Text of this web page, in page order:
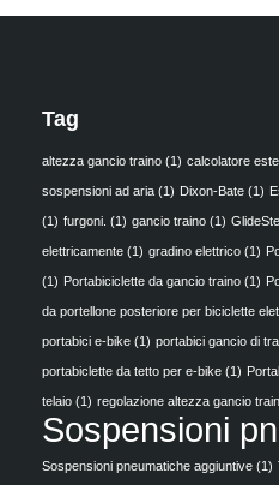
Tag
altezza gancio traino (1) calcolatore
sospensioni ad aria (1) Dixon-Bate (1)
(1) furgoni. (1) gancio traino (1)
elettricamente (1) gradino elettrico (1)
(1) Portabiciclette da gancio traino (1)
da portellone posteriore per biciclette
portabici e-bike (1) portabici gancio di
portabiclette da tetto per e-bike (1)
telaio (1) regolazione altezza gancio
Sospensioni
Sospensioni pneumatiche aggiuntive (1)